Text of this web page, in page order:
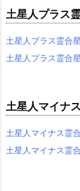
土星人プラス
土星人プラス霊合
土星人プラス霊合
土星人マイナ
土星人マイナス霊
土星人マイナス霊